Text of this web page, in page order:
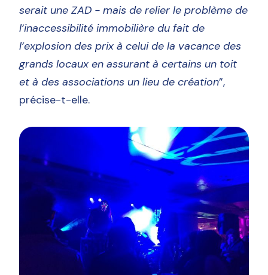
serait une ZAD - mais de relier le problème de
l’inaccessibilité immobilière du fait de
l’explosion des prix à celui de la vacance des
grands locaux en assurant à certains un toit
et à des associations un lieu de création”,
précise-t-elle.